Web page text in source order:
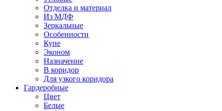
Отделка и материал
Из МДФ
Зеркальные
Особенности
Купе
Эконом
Назначение
В коридор
Для узкого коридора
Гардеробные
Цвет
Белые